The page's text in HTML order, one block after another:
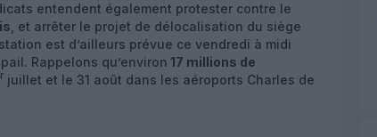
entendent également protester contre le
, et arrêter le projet de délocalisation du siège
est d’ailleurs prévue ce vendredi à midi
Rappelons qu’environ 17 millions de
juillet et le 31 août dans les aéroports Charles de